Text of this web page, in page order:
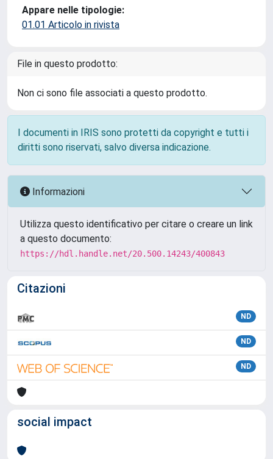
Appare nelle tipologie:
01.01 Articolo in rivista
File in questo prodotto:
Non ci sono file associati a questo prodotto.
I documenti in IRIS sono protetti da copyright e tutti i
diritti sono riservati, salvo diversa indicazione.
Informazioni
Utilizza questo identificativo per citare o creare un link
a questo documento:
https://hdl.handle.net/20.500.14243/400843
Citazioni
ND
ND
ND
social impact